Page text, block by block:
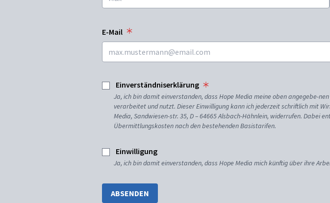
E-Mail
Einverständniserklärung
Ja, ich bin damit einverstanden, dass Hope Media meine oben angegebe-
verarbeitet und nutzt. Dieser Einwilligung kann ich jederzeit schriftlich mit
Media, Sandwiesen-str. 35, D – 64665 Alsbach-Hähnlein, widerrufen. Dabei
Übermittlungskosten nach den bestehenden Basistarifen.
Einwilligung
Ja, ich bin damit einverstanden, dass Hope Media mich künftig über ihre
ABSENDEN